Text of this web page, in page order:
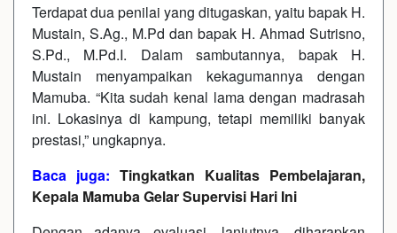
Terdapat dua penilai yang ditugaskan, yaitu bapak H.
Mustain, S.Ag., M.Pd dan bapak H. Ahmad Sutrisno,
S.Pd., M.Pd.I. Dalam sambutannya, bapak H.
Mustain menyampaikan kekagumannya dengan
Mamuba. “Kita sudah kenal lama dengan madrasah
ini. Lokasinya di kampung, tetapi memiliki banyak
prestasi,” ungkapnya.
Baca juga: Tingkatkan Kualitas Pembelajaran,
Kepala Mamuba Gelar Supervisi Hari Ini